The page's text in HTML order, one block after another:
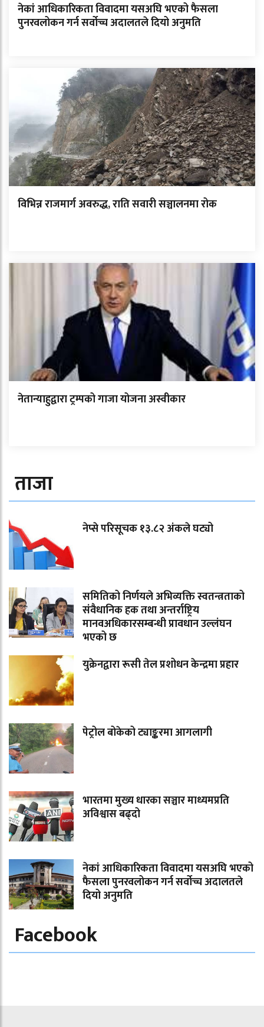
नेकां आधिकारिकता विवादमा यसअघि भएको फैसला
पुनरवलोकन गर्न सर्वोच्च अदालतले दियो अनुमति
विभिन्न राजमार्ग अवरुद्ध, राति सवारी सञ्चालनमा रोक
नेतान्याहुद्वारा ट्रम्पको गाजा योजना अस्वीकार
ताजा
नेप्से परिसूचक १३.८२ अंकले घट्यो
समितिको निर्णयले अभिव्यक्ति स्वतन्त्रताको
संवैधानिक हक तथा अन्तर्राष्ट्रिय
मानवअधिकारसम्बन्धी प्रावधान उल्लंघन
भएको छ
युक्रेनद्वारा रूसी तेल प्रशोधन केन्द्रमा प्रहार
पेट्रोल बोकेको ट्याङ्करमा आगलागी
भारतमा मुख्य धारका सञ्चार माध्यमप्रति
अविश्वास बढ्दो
नेकां आधिकारिकता विवादमा यसअघि भएको
फैसला पुनरवलोकन गर्न सर्वोच्च अदालतले
दियो अनुमति
Facebook